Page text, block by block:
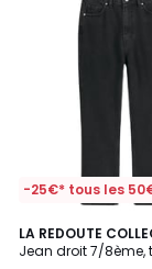
-25€* tous les
LA REDOUTE
Jean droit 7/8ème,
4,1
/ 5
3
Couleurs